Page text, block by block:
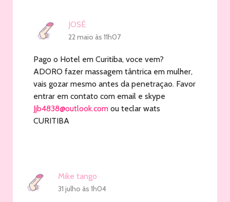
JOSÉ
22 maio às 11h07
Pago o Hotel em Curitiba, voce vem?
ADORO fazer massagem tântrica em mulher,
vais gozar mesmo antes da penetraçao. Favor
entrar em contato com email e skype
Jjb4838@outlook.com ou teclar wats
CURITIBA
Mike tango
31 julho às 1h04